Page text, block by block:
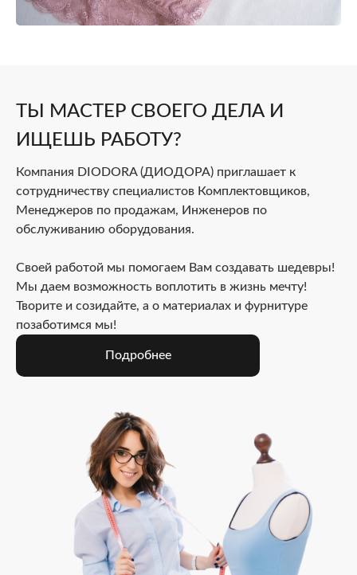
ТЫ МАСТЕР СВОЕГО ДЕЛА И
ИЩЕШЬ РАБОТУ?
Компания DIODORA (ДИОДОРА) приглашает к
сотрудничеству специалистов Комплектовщиков,
Менеджеров по продажам, Инженеров по
обслуживанию оборудования.
Своей работой мы помогаем Вам создавать шедевры!
Мы даем возможность воплотить в жизнь мечту!
Творите и созидайте, а о материалах и фурнитуре
позаботимся мы!
Подробнее